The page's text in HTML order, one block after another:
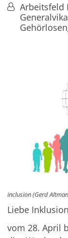
Von:Arbeitsfeld
inclusion (Gerd
Liebe
vom 28. April